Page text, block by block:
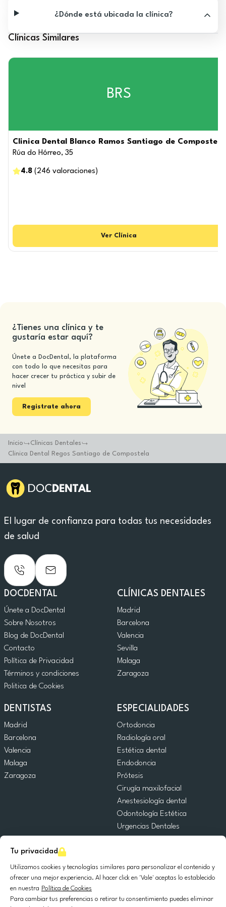
Tu privacidad
Utilizamos cookies y tecnologías similares para personalizar el contenido y
ofrecer una mejor experiencia. Al hacer click en 'Vale' aceptas lo establecido
en nuestra Política de Cookies
Para cambiar tus preferencias o retirar tu consentimiento puedes eliminar
¿Dónde está ubicada la clínica?
Clínicas Similares
BRS
Clinica Dental Blanco Ramos Santiago de Compostela
Rúa do Hórreo, 35
4.8 ( 246 valoraciones )
Ver Clínica
¿Tienes una clínica y te
gustaría estar aquí?
Únete a DocDental, la plataforma
con todo lo que necesitas para
hacer crecer tu práctica y subir de
nivel
Registrate ahora
Inicio
Clínicas Dentales
Clinica Dental Regos Santiago de Compostela
El lugar de confianza para todas tus necesidades
de salud
DOCDENTAL
Únete a DocDental
Sobre Nosotros
Blog de DocDental
Contacto
Política de Privacidad
Términos y condiciones
Politica de Cookies
CLÍNICAS DENTALES
Madrid
Barcelona
Valencia
Sevilla
Malaga
Zaragoza
DENTISTAS
Madrid
Barcelona
Valencia
Malaga
Zaragoza
ESPECIALIDADES
Ortodoncia
Radiología oral
Estética dental
Endodoncia
Prótesis
Cirugía maxilofacial
Anestesiología dental
Odontología Estética
Urgencias Dentales
Cirugía Oral
Implantología dental